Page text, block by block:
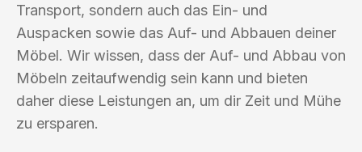
Transport, sondern auch das Ein- und
Auspacken sowie das Auf- und Abbauen deiner
Möbel. Wir wissen, dass der Auf- und Abbau von
Möbeln zeitaufwendig sein kann und bieten
daher diese Leistungen an, um dir Zeit und Mühe
zu ersparen.